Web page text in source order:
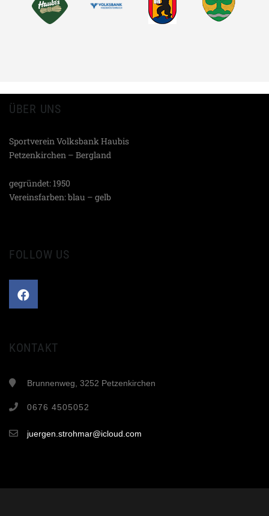
ÜBER UNS
Sportverein Volksbank Haubis
Petzenkirchen – Bergland
gegründet: 1950
Vereinsfarben: blau – gelb
FOLLOW US
KONTAKT
Brunnenweg, 3252 Petzenkirchen
0676 4505052
juergen.strohmar@icloud.com